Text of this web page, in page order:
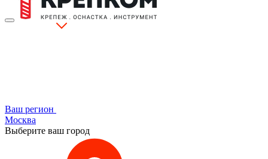
Ваш регион
Москва
Выберите ваш город